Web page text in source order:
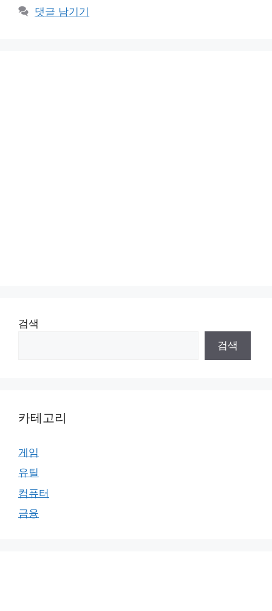
댓글 남기기
검색
검색
카테고리
게임
유틸
컴퓨터
금융